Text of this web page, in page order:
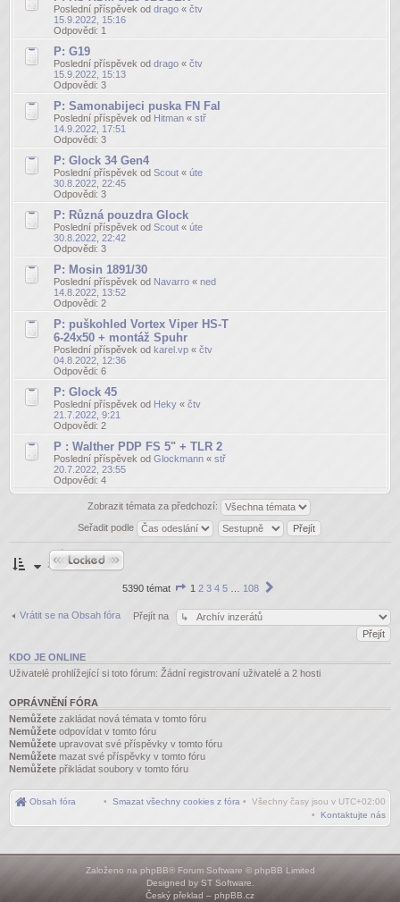
Poslední příspěvek od drago « čtv
15.9.2022, 15:16
Odpovědi: 1
P: G19
Poslední příspěvek od drago « čtv
15.9.2022, 15:13
Odpovědi: 3
P: Samonabijeci puska FN Fal
Poslední příspěvek od Hitman « stř
14.9.2022, 17:51
Odpovědi: 3
P: Glock 34 Gen4
Poslední příspěvek od Scout « úte
30.8.2022, 22:45
Odpovědi: 3
P: Různá pouzdra Glock
Poslední příspěvek od Scout « úte
30.8.2022, 22:42
Odpovědi: 3
P: Mosin 1891/30
Poslední příspěvek od Navarro « ned
14.8.2022, 13:52
Odpovědi: 2
P: puškohled Vortex Viper HS-T
6-24x50 + montáž Spuhr
Poslední příspěvek od karel.vp « čtv
04.8.2022, 12:36
Odpovědi: 6
P: Glock 45
Poslední příspěvek od Heky « čtv
21.7.2022, 9:21
Odpovědi: 2
P : Walther PDP FS 5" + TLR 2
Poslední příspěvek od Glockmann « stř
20.7.2022, 23:55
Odpovědi: 4
Zobrazit témata za předchozí:
Seřadit podle
Fórum je
zamknuté
5390 témat Stránka
108
1 2 3 4 5 108
Vrátit se na Obsah fóra Přejít na
KDO JE ONLINE
Uživatelé prohlížející si toto fórum: Žádní registrovaní uživatelé a 2 hosti
OPRÁVNĚNÍ FÓRA
Nemůžete zakládat nová témata v tomto fóru
Nemůžete odpovídat v tomto fóru
Nemůžete upravovat své příspěvky v tomto fóru
Nemůžete mazat své příspěvky v tomto fóru
Nemůžete přikládat soubory v tomto fóru
Obsah fóra • Všechny časy jsou v UTC+02:00
• Smazat všechny cookies z fóra
• Kontaktujte nás
Založeno na phpBB® Forum Software © phpBB Limited
Designed by ST Software
Český překlad – phpBB.cz